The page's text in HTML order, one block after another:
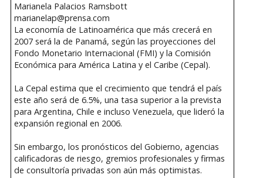
Marianela Palacios Ramsbott
marianelap@prensa.com
La economía de Latinoamérica que más crecerá en
2007 será la de Panamá, según las proyecciones del
Fondo Monetario Internacional (FMI) y la Comisión
Económica para América Latina y el Caribe (Cepal).
La Cepal estima que el crecimiento que tendrá el país
este año será de 6.5%, una tasa superior a la prevista
para Argentina, Chile e incluso Venezuela, que lideró la
expansión regional en 2006.
Sin embargo, los pronósticos del Gobierno, agencias
calificadoras de riesgo, gremios profesionales y firmas
de consultoría privadas son aún más optimistas.